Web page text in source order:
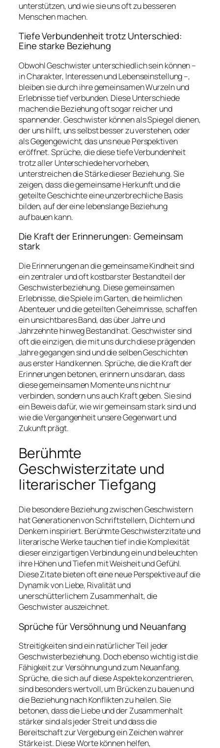
unterstützen, und wie sie uns oft zu besseren
Menschen machen.
Tiefe Verbundenheit trotz Unterschied:
Eine starke Beziehung
Obwohl Geschwister unterschiedlich sein können –
in Charakter, Interessen und Lebenseinstellung –,
bleiben sie durch ihre gemeinsamen Wurzeln und
Erlebnisse tief verbunden. Diese Unterschiede
machen die Beziehung oft sogar reicher und
spannender. Geschwister können als Spiegel dienen,
der uns hilft, uns selbst besser zu verstehen, oder
als Gegengewicht, das uns neue Perspektiven
eröffnet. Sprüche, die diese tiefe Verbundenheit
trotz aller Unterschiede hervorheben,
unterstreichen die Stärke dieser Beziehung. Sie
zeigen, dass die gemeinsame Herkunft und die
geteilte Geschichte eine unzerbrechliche Basis
bilden, auf der eine lebenslange Beziehung
aufbauen kann.
Die Kraft der Erinnerungen: Gemeinsam
stark
Die Erinnerungen an die gemeinsame Kindheit sind
ein zentraler und oft kostbarster Bestandteil der
Geschwisterbeziehung. Diese gemeinsamen
Erlebnisse, die Spiele im Garten, die heimlichen
Abenteuer und die geteilten Geheimnisse, schaffen
ein unsichtbares Band, das über Jahre und
Jahrzehnte hinweg Bestand hat. Geschwister sind
oft die einzigen, die mit uns durch diese prägenden
Jahre gegangen sind und die selben Geschichten
aus erster Hand kennen. Sprüche, die die Kraft der
Erinnerungen betonen, erinnern uns daran, dass
diese gemeinsamen Momente uns nicht nur
verbinden, sondern uns auch Kraft geben. Sie sind
ein Beweis dafür, wie wir gemeinsam stark sind und
wie die Vergangenheit unsere Gegenwart und
Zukunft prägt.
Berühmte
Geschwisterzitate und
literarischer Tiefgang
Die besondere Beziehung zwischen Geschwistern
hat Generationen von Schriftstellern, Dichtern und
Denkern inspiriert. Berühmte Geschwisterzitate und
literarische Werke tauchen tief in die Komplexität
dieser einzigartigen Verbindung ein und beleuchten
ihre Höhen und Tiefen mit Weisheit und Gefühl.
Diese Zitate bieten oft eine neue Perspektive auf die
Dynamik von Liebe, Rivalität und
unerschütterlichem Zusammenhalt, die
Geschwister auszeichnet.
Sprüche für Versöhnung und Neuanfang
Streitigkeiten sind ein natürlicher Teil jeder
Geschwisterbeziehung. Doch ebenso wichtig ist die
Fähigkeit zur Versöhnung und zum Neuanfang.
Sprüche, die sich auf diese Aspekte konzentrieren,
sind besonders wertvoll, um Brücken zu bauen und
die Beziehung nach Konflikten zu heilen. Sie
betonen, dass die Liebe und der Zusammenhalt
stärker sind als jeder Streit und dass die
Bereitschaft zur Vergebung ein Zeichen wahrer
Stärke ist. Diese Worte können helfen,